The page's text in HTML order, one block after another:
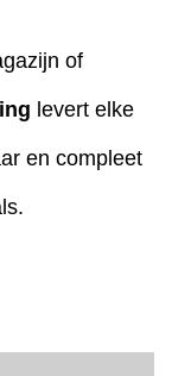
of
levert elke
en compleet